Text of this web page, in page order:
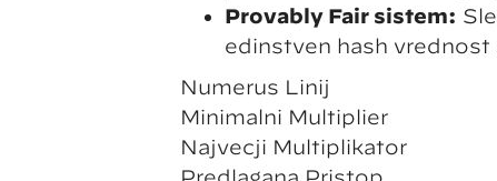
Provably Fair sistem:
edinstven hash vrednost
Numerus Linij
Minimalni Multiplier
Največji Multiplikator